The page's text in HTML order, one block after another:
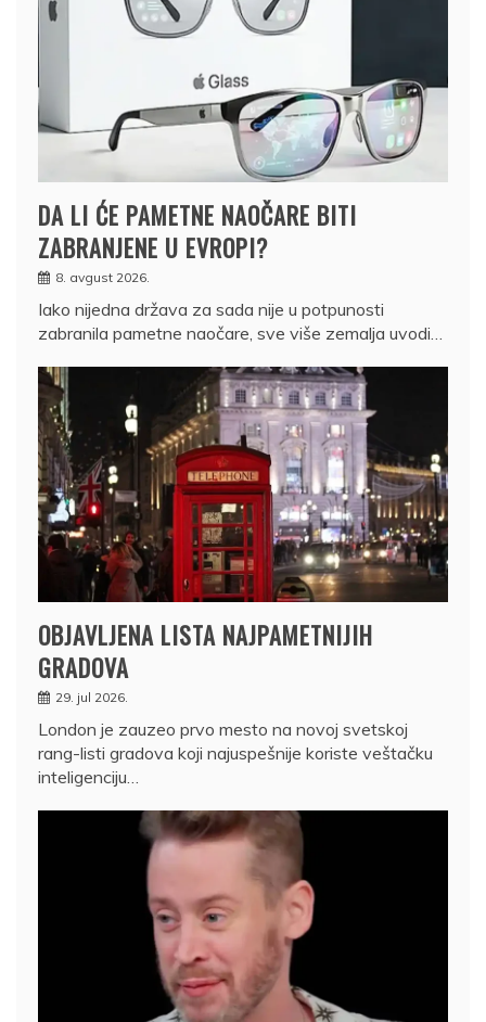
DA LI ĆE PAMETNE NAOČARE BITI
ZABRANJENE U EVROPI?
8. avgust 2026.
Iako nijedna država za sada nije u potpunosti
zabranila pametne naočare, sve više zemalja uvodi…
OBJAVLJENA LISTA NAJPAMETNIJIH
GRADOVA
29. jul 2026.
London je zauzeo prvo mesto na novoj svetskoj
rang-listi gradova koji najuspešnije koriste veštačku
inteligenciju…